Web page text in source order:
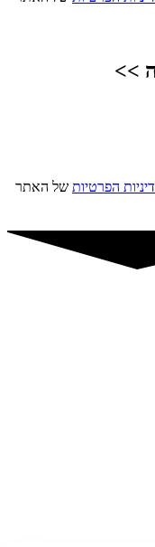
>>
הפרטיות של האתר